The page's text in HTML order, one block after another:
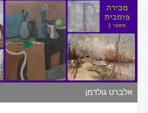
אלברט גולדמן